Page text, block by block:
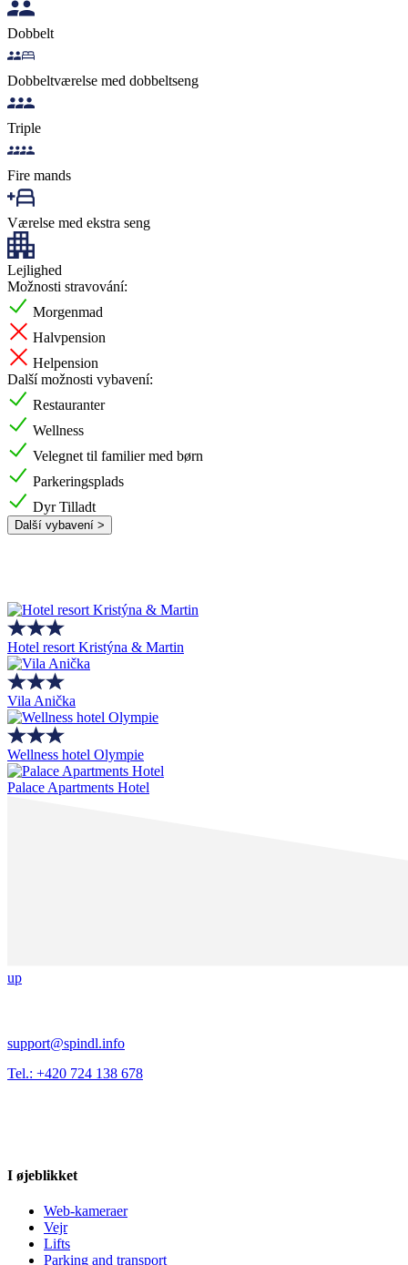
Dobbelt
Dobbeltværelse med dobbeltseng
Triple
Fire mands
Værelse med ekstra seng
Lejlighed
Možnosti stravování:
Morgenmad
Halvpension
Helpension
Další možnosti vybavení:
Restauranter
Wellness
Velegnet til familier med børn
Parkeringsplads
Dyr Tilladt
Další vybavení >
Hotel resort Kristýna & Martin
Vila Anička
Wellness hotel Olympie
Palace Apartments Hotel
up
support@spindl.info
Tel.: +420 724 138 678
I øjeblikket
Web-kameraer
Vejr
Lifts
Parking and transport